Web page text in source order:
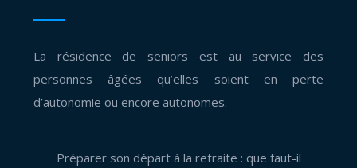
La résidence de seniors est au service des
personnes âgées qu’elles soient en perte
d’autonomie ou encore autonomes.
Préparer son départ à la retraite : que faut-il